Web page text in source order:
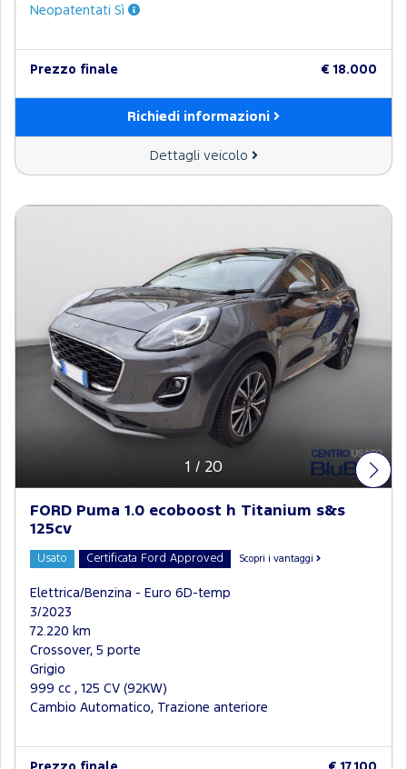
Neopatentati Sì
Prezzo finale € 18.000
Richiedi informazioni
Dettagli veicolo
1 / 20
FORD Puma 1.0 ecoboost h Titanium s&s
125cv
Usato Certificata Ford Approved Scopri i vantaggi
Elettrica/Benzina - Euro 6D-temp
3/2023
72.220 km
Crossover, 5 porte
Grigio
999 cc , 125 CV (92KW)
Cambio Automatico, Trazione anteriore